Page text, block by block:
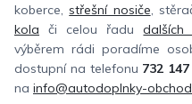
koberce,střešní nosiče,
kola či celou řadu
výběrem rádi poradíme
dostupní na telefonu 732
na info@autodoplnky-